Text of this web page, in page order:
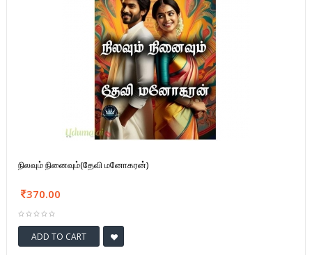
நிலவும் நினைவும்(தேவி மனோகரன்)
370.00
ADD TO CART